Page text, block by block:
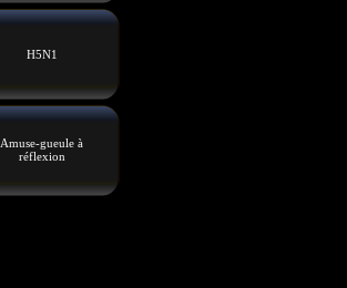
H5N1
Amuse-gueule à
réflexion